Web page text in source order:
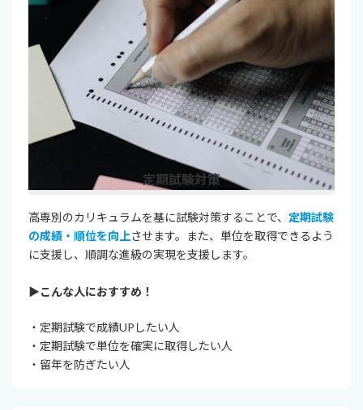
定期試験対策
高専別のカリキュラムを基に試験対策することで、 定期試験
の成績・順位を向上させます。また、単位を取得できるよう
に支援し、順調な進級の実現を支援します。
▶︎こんな人におすすめ！
・定期試験で成績UPしたい人
・定期試験で単位を確実に取得したい人
・留年を防ぎたい人